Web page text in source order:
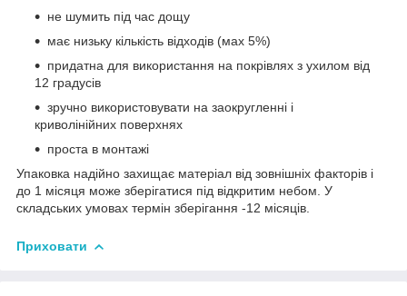
не шумить під час дощу
має низьку кількість відходів (мах 5%)
придатна для використання на покрівлях з ухилом від
12 градусів
зручно використовувати на заокругленні і
криволінійних поверхнях
проста в монтажі
Упаковка надійно захищає матеріал від зовнішніх факторів і
до 1 місяця може зберігатися під відкритим небом. У
складських умовах термін зберігання -12 місяців.
Приховати